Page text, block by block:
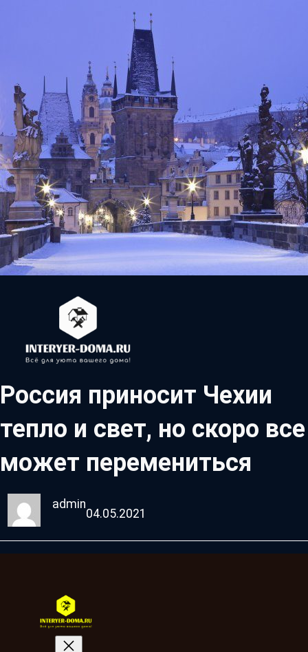
Россия приносит Чехии
тепло и свет, но скоро все
может перемениться
admin
04.05.2021